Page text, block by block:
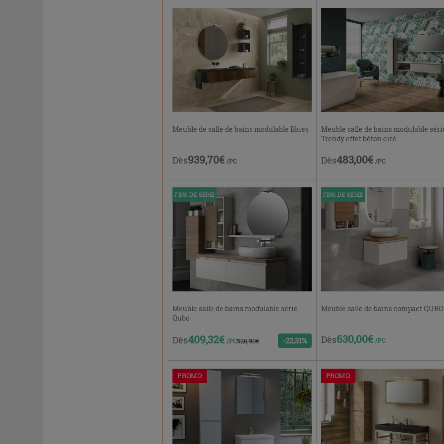
Meuble de salle de bains modulable Blues
Dès939,70€ /PC
Meuble salle de bains modulable
Trendy effet béton ciré
Dès483,00€ /PC
FINS DE SÉRIE
Meuble salle de bains modulable série
Qubo
Dès409,32€ /PC526,90€ -22,31%
FINS DE SÉRIE
Meuble salle de bains compact
Dès630,00€ /PC
PROMO PROMO